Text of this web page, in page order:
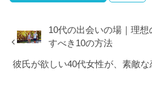
10代の出会いの場｜理
すべき10の方法
彼氏が欲しい40代女性が、素敵な